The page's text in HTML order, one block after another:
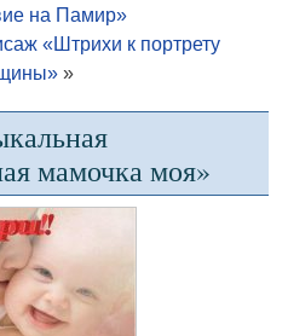
на Памир»
«Штрихи к портрету
»
мамочка моя»